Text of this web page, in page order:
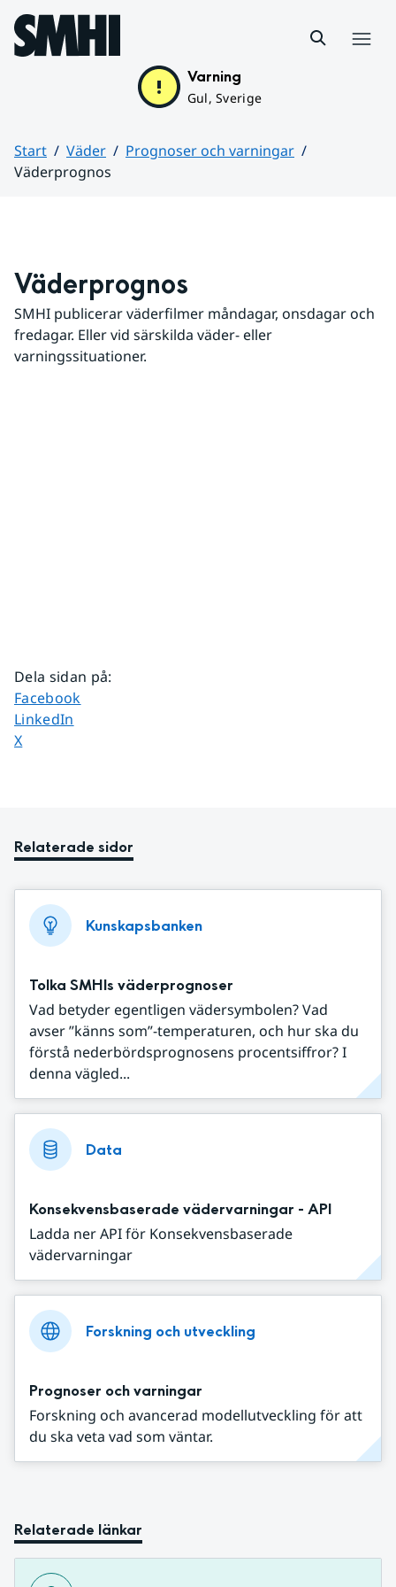
Hoppa till sidans innehåll
Varning
Gul, Sverige
Start Väder
Prognoser och varningar
Väderprognos
Väderprognos
SMHI publicerar väderfilmer måndagar, onsdagar och
fredagar. Eller vid särskilda väder- eller
varningssituationer.
Dela sidan på:
Dela sidan på
Facebook
Dela sidan på
LinkedIn
Dela sidan på
X
Relaterade sidor
Kunskapsbanken
Tolka SMHIs väderprognoser
Vad betyder egentligen vädersymbolen? Vad
avser ”känns som”-temperaturen, och hur ska du
förstå nederbördsprognosens procentsiffror? I
denna vägled...
Data
Konsekvensbaserade vädervarningar - API
Ladda ner API för Konsekvensbaserade
vädervarningar
Forskning och utveckling
Prognoser och varningar
Forskning och avancerad modellutveckling för att
du ska veta vad som väntar.
Relaterade länkar